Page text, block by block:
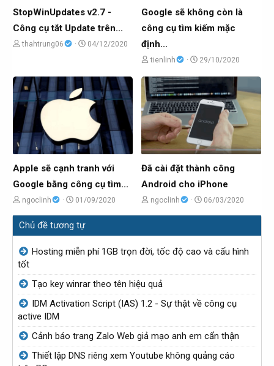
o
b
ở
o
b
ở
i
StopWinUpdates v2.7 -
Công cụ tắt Update trên...
C
đ
ề
ạ
b
ở
thahtrung06
N
y
g
ử
04/12/2020
Google sẽ không còn là
công cụ tìm kiếm mặc
định...
C
ủ
đ
ề
ạ
o
b
ở
tienlinh
N
y
g
i
29/10/2020
Apple sẽ cạnh tranh với
Google bằng công cụ tìm...
C
h
ủ
đ
ề
t
o
b
ở
i
ngoclinh
N
g
à
y
ử
01/09/2020
Đã cài đặt thành công
Android cho iPhone
C
h
t
ạ
o
ở
ngoclinh
N
g
ử
06/03/2020
Chủ đề tương tự
Hosting miễn phí 1GB trọn đời, tốc độ cao và cấu hình
tốt
Tạo key winrar theo tên hiệu quả
IDM Activation Script (IAS) 1.2 - Sự thật về công cụ
active IDM
Cảnh báo trang Zalo Web giả mạo anh em cẩn thận
Thiết lập DNS riêng xem Youtube không quảng cáo